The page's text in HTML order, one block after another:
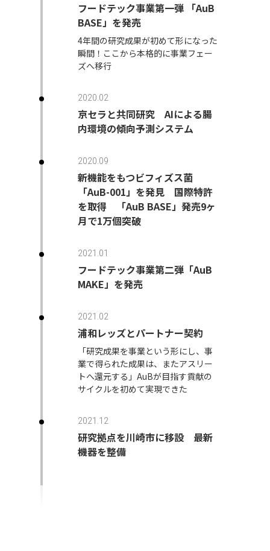
フードテック事業第一弾 「AuB
BASE」を発売
4年間の研究成果が初めて形になった
瞬間！ここから本格的に事業フェー
ズへ移行
2020.02
京セラと共同研究 AIによる腸
内環境の傾向予測システム
2020.09
新機能をもつビフィズス菌
「AuB-001」を発見 国際特許
を取得 「AuB BASE」発売9ヶ
月で1万個突破
2021.01
フードテック事業第二弾「AuB
MAKE」を発売
2021.02
浦和レッズとパートナー契約
「研究成果を事業という形にし、事
業で得られた成果は、またアスリー
トへ還元する」AuBが目指す貢献の
サイクルを初めて実現できた
2021.12
研究拠点を川崎市に移設 最新
機器を整備